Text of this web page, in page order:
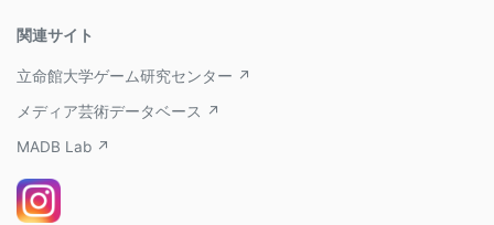
関連サイト
立命館大学ゲーム研究センター ↗
メディア芸術データベース ↗
MADB Lab ↗